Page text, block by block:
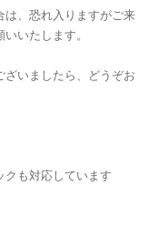
は、恐れ入りますがご来
いたします。
いましたら、どうぞお
クも対応しています